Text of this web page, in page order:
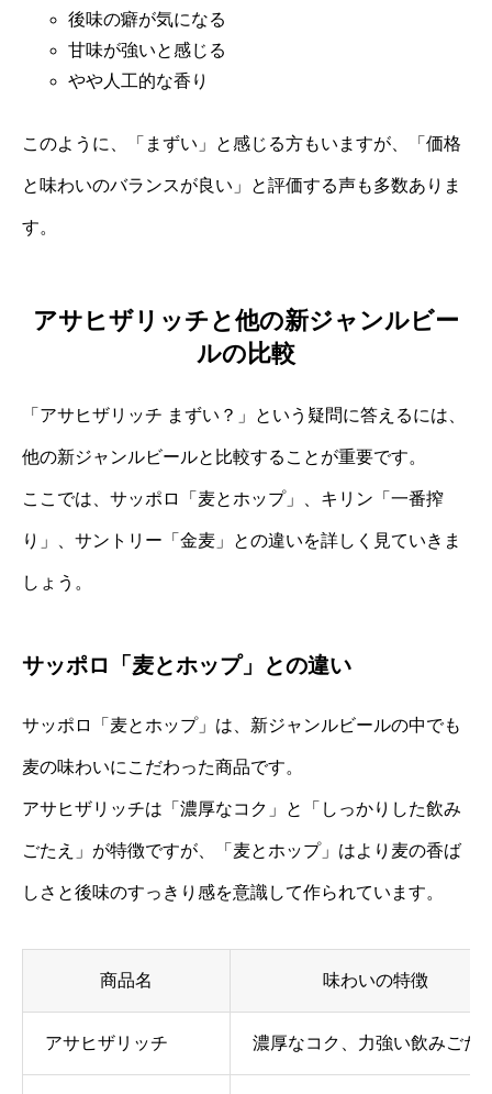
後味の癖が気になる
甘味が強いと感じる
やや人工的な香り
このように、「まずい」と感じる方もいますが、「価格
と味わいのバランスが良い」と評価する声も多数ありま
す。
アサヒザリッチと他の新ジャンルビー
ルの比較
「アサヒザリッチ まずい？」という疑問に答えるには、
他の新ジャンルビールと比較することが重要です。
ここでは、サッポロ「麦とホップ」、キリン「一番搾
り」、サントリー「金麦」との違いを詳しく見ていきま
しょう。
サッポロ「麦とホップ」との違い
サッポロ「麦とホップ」は、新ジャンルビールの中でも
麦の味わいにこだわった商品です。
アサヒザリッチは「濃厚なコク」と「しっかりした飲み
ごたえ」が特徴ですが、「麦とホップ」はより麦の香ば
しさと後味のすっきり感を意識して作られています。
商品名 味わいの特徴
アサヒザリッチ 濃厚なコク、力強い飲みごた